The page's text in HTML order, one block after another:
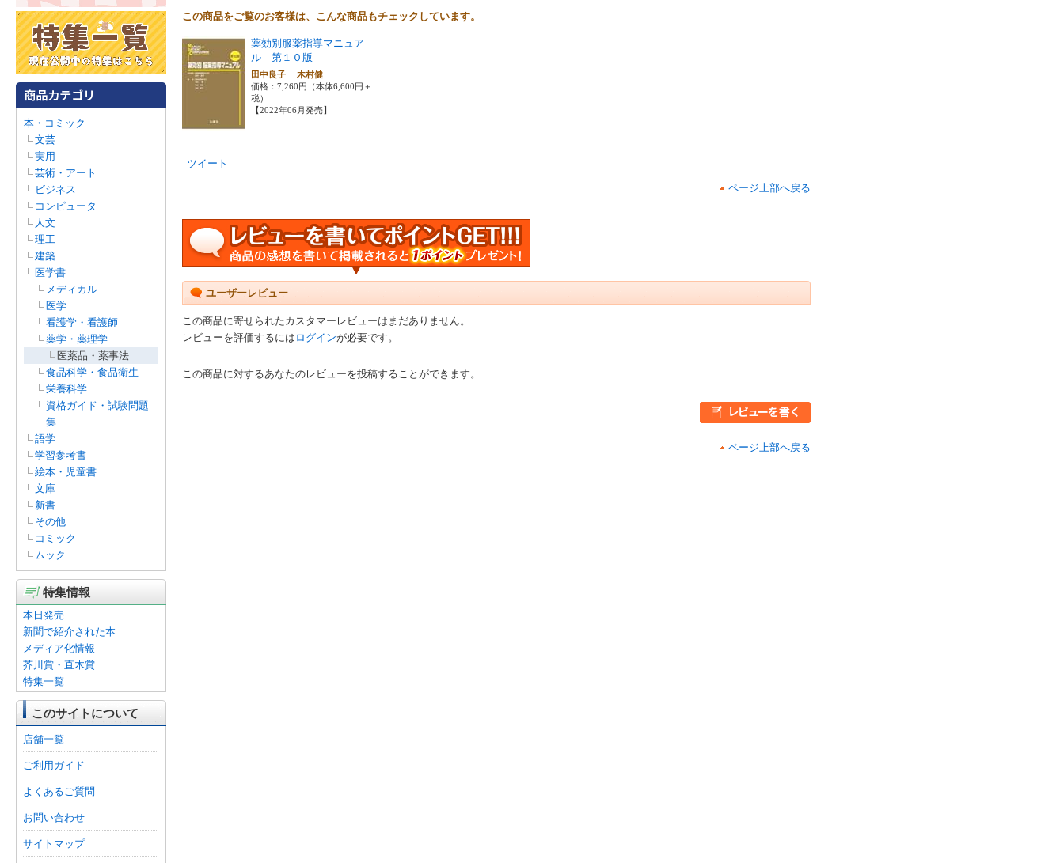
本・コミック
文芸
実用
芸術・アート
ビジネス
コンピュータ
人文
理工
建築
医学書
メディカル
医学
看護学・看護師
薬学・薬理学
医薬品・薬事法
食品科学・食品衛生
栄養科学
資格ガイド・試験問題
集
語学
学習参考書
絵本・児童書
文庫
新書
その他
コミック
ムック
特集情報
本日発売
新聞で紹介された本
メディア化情報
芥川賞・直木賞
特集一覧
このサイトについて
店舗一覧
ご利用ガイド
よくあるご質問
お問い合わせ
サイトマップ
この商品をご覧のお客様は、こんな商品もチェックしています。
薬効別服薬指導マニュア
ル 第１０版
田中良子 木村健
価格：7,260円（本体6,600円＋
税）
【2022年06月発売】
ツイート
ページ上部へ戻る
ユーザーレビュー
この商品に寄せられたカスタマーレビューはまだありません。
レビューを評価するには ログインが必要です。
この商品に対するあなたのレビューを投稿することができます。
ページ上部へ戻る